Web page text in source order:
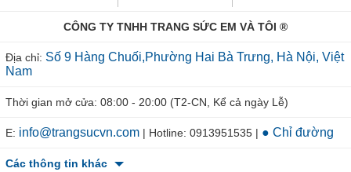
CÔNG TY TNHH TRANG SỨC EM VÀ TÔI ®
Địa chỉ: Số 9 Hàng Chuối,Phường Hai Bà Trưng, Hà Nội, Việt
Nam
Thời gian mở cửa: 08:00 - 20:00 (T2-CN, Kể cả ngày Lễ)
E: info@trangsucvn.com | Hotline: 0913951535 | ● Chỉ đường
Các thông tin khác